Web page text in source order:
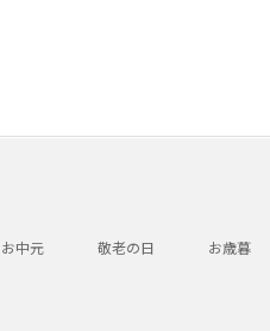
お中元 敬老の日 お歳暮